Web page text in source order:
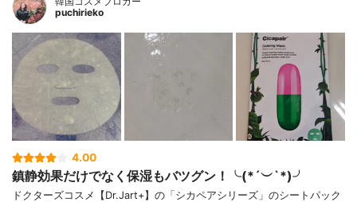
puchirieko
4.00
鎮静効果だけでなく保湿もバツグン！╰(*´︶`*)╯
ドクターズコスメ【Dr.Jart+】の「シカペアシリーズ」のシートパック